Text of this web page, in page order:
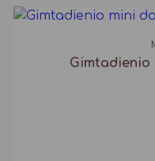
Gimtadienio